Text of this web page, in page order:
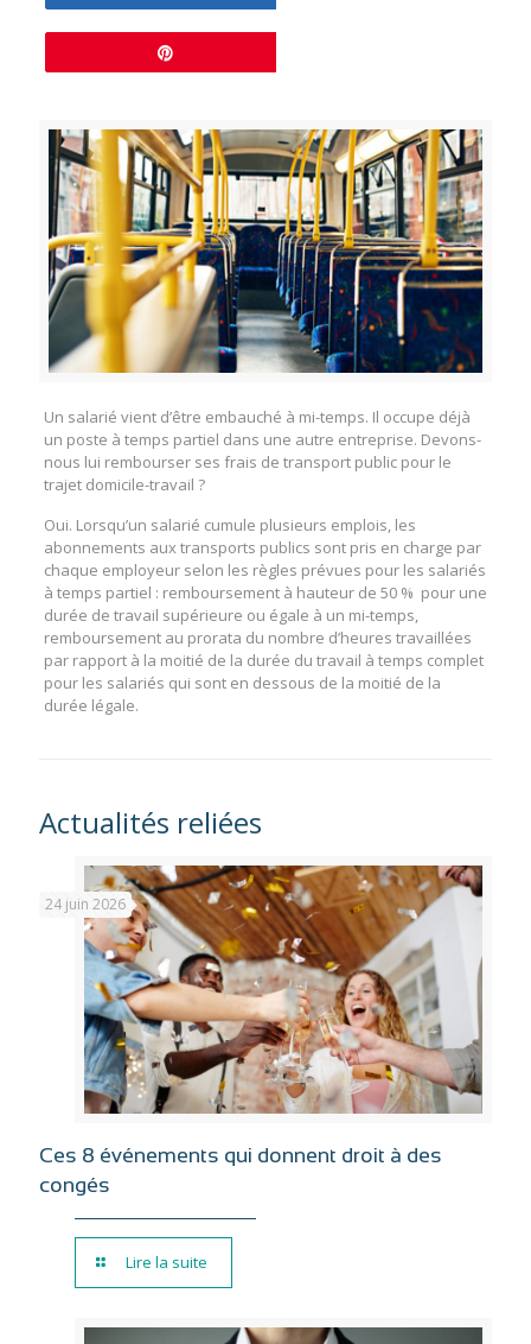
Un salarié vient d’être embauché à mi-temps. Il occupe déjà
un poste à temps partiel dans une autre entreprise. Devons-
nous lui rembourser ses frais de transport public pour le
trajet domicile-travail ?
Oui. Lorsqu’un salarié cumule plusieurs emplois, les
abonnements aux transports publics sont pris en charge par
chaque employeur selon les règles prévues pour les salariés
à temps partiel : remboursement à hauteur de 50 % pour une
durée de travail supérieure ou égale à un mi-temps,
remboursement au prorata du nombre d’heures travaillées
par rapport à la moitié de la durée du travail à temps complet
pour les salariés qui sont en dessous de la moitié de la
durée légale.
Actualités reliées
24 juin 2026
Ces 8 événements qui donnent droit à des
congés
Lire la suite